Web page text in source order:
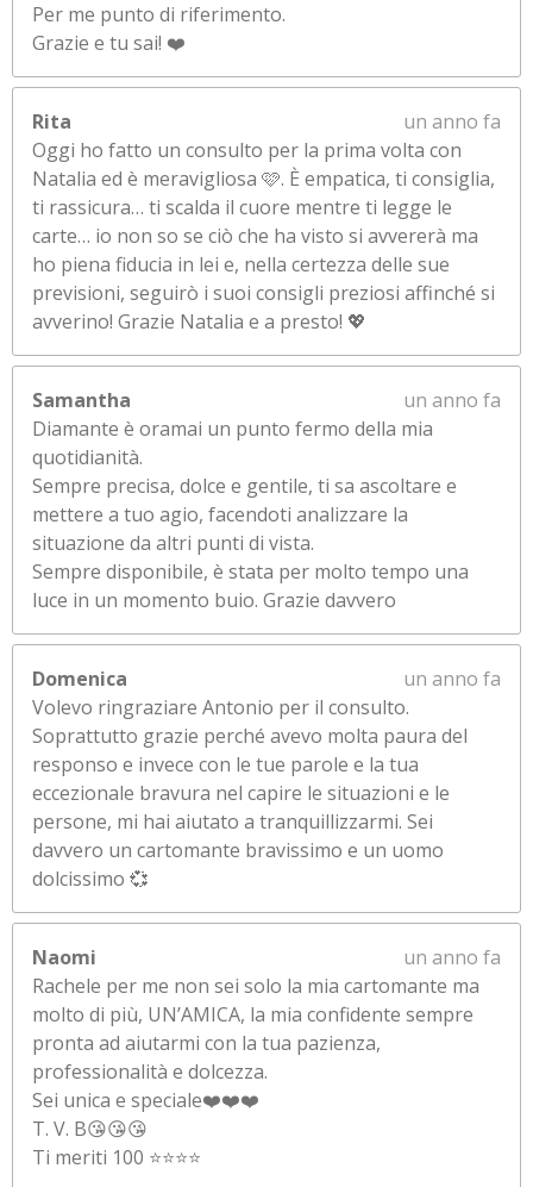
Per me punto di riferimento.
Grazie e tu sai! ❤️
Rita
un anno fa
Oggi ho fatto un consulto per la prima volta con
Natalia ed è meravigliosa 🩷. È empatica, ti consiglia,
ti rassicura… ti scalda il cuore mentre ti legge le
carte… io non so se ciò che ha visto si avvererà ma
ho piena fiducia in lei e, nella certezza delle sue
previsioni, seguirò i suoi consigli preziosi affinché si
avverino! Grazie Natalia e a presto! 💖
Samantha
un anno fa
Diamante è oramai un punto fermo della mia
quotidianità.
Sempre precisa, dolce e gentile, ti sa ascoltare e
mettere a tuo agio, facendoti analizzare la
situazione da altri punti di vista.
Sempre disponibile, è stata per molto tempo una
luce in un momento buio. Grazie davvero
Domenica
un anno fa
Volevo ringraziare Antonio per il consulto.
Soprattutto grazie perché avevo molta paura del
responso e invece con le tue parole e la tua
eccezionale bravura nel capire le situazioni e le
persone, mi hai aiutato a tranquillizzarmi. Sei
davvero un cartomante bravissimo e un uomo
dolcissimo 💞
Naomi
un anno fa
Rachele per me non sei solo la mia cartomante ma
molto di più, UN’AMICA, la mia confidente sempre
pronta ad aiutarmi con la tua pazienza,
professionalità e dolcezza.
Sei unica e speciale❤️❤️❤️
T. V. B😘😘😘
Ti meriti 100 ⭐⭐⭐⭐